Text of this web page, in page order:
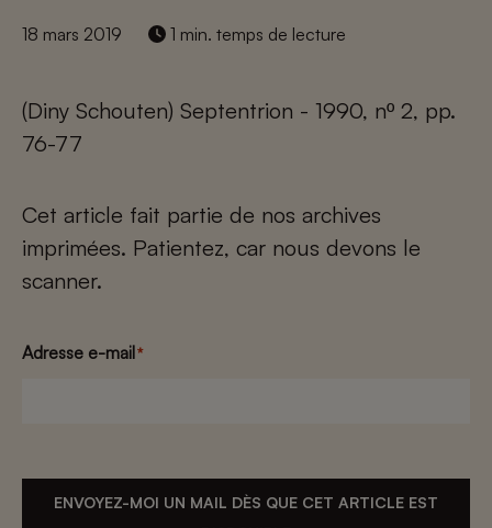
18 mars 2019 1 min. temps de lecture
(Diny Schouten) Septentrion - 1990, nº 2, pp.
76-77
Cet article fait partie de nos archives
imprimées. Patientez, car nous devons le
scanner.
Adresse e-mail*
ENVOYEZ-MOI UN MAIL DÈS QUE CET ARTICLE EST